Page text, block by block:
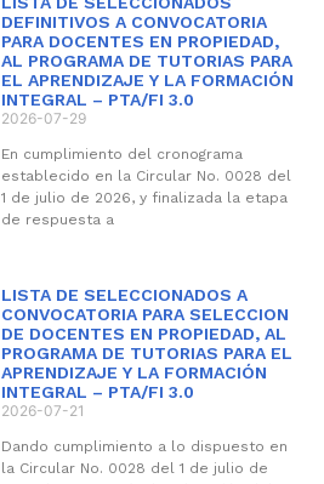
DEFINITIVOS A CONVOCATORIA
PARA DOCENTES EN PROPIEDAD,
AL PROGRAMA DE TUTORIAS PARA
EL APRENDIZAJE Y LA FORMACIÓN
INTEGRAL – PTA/FI 3.0
2026-07-29
En cumplimiento del cronograma
establecido en la Circular No. 0028 del
1 de julio de 2026, y finalizada la etapa
de respuesta a
LISTA DE SELECCIONADOS A
CONVOCATORIA PARA SELECCION
DE DOCENTES EN PROPIEDAD, AL
PROGRAMA DE TUTORIAS PARA EL
APRENDIZAJE Y LA FORMACIÓN
INTEGRAL – PTA/FI 3.0
2026-07-21
Dando cumplimiento a lo dispuesto en
la Circular No. 0028 del 1 de julio de